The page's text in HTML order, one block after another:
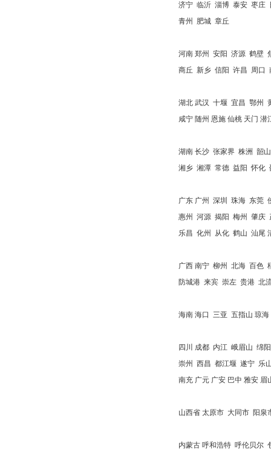
济宁 临沂 淄博 泰安 枣庄
青州 肥城 章丘
河南 郑州 安阳 济源 鹤壁
商丘 新乡 信阳 许昌 周口
湖北 武汉 十堰 宜昌 鄂州
咸宁 随州 恩施 仙桃 天门 潜
湖南 长沙 张家界 株洲 韶
湘乡 湘潭 常德 益阳 怀化
广东 广州 深圳 珠海 东莞
惠州 河源 揭阳 梅州 肇庆
乐昌 化州 从化 鹤山 汕尾
广西 南宁 柳州 北海 百色
防城港 来宾 崇左 贵港 北
海南 海口 三亚 五指山 琼海
四川 成都 内江 峨眉山 绵
崇州 西昌 都江堰 遂宁 乐
南充 广元 广安 巴中 雅安 眉
山西省 太原市 大同市 阳
内蒙古 呼和浩特 呼伦贝尔